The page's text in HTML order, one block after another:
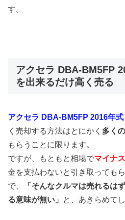
す。
アクセラ DBA-BM5FP
を出来るだけ高く売る
アクセラ DBA-BM5FP 2016年式
く売却する方法はとにかく 多く
もらうことに限ります。
ですが、もともと相場でマイナ
金を支払わないと引き取っても
で、
「そんなクルマは売れるは
る意味が無い」
と、あきらめて